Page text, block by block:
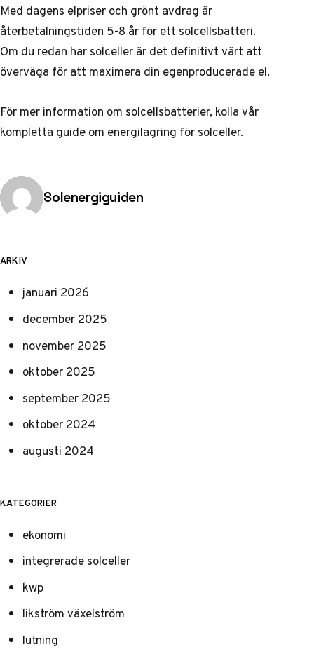
Med dagens elpriser och grönt avdrag är
återbetalningstiden 5-8 år för ett solcellsbatteri.
Om du redan har solceller är det definitivt värt att
överväga för att maximera din egenproducerade el.
För mer information om solcellsbatterier, kolla vår
kompletta guide om energilagring för solceller.
Publicerad av
Solenergiguiden
ARKIV
januari 2026
december 2025
november 2025
oktober 2025
september 2025
oktober 2024
augusti 2024
KATEGORIER
ekonomi
integrerade solceller
kwp
likström växelström
lutning